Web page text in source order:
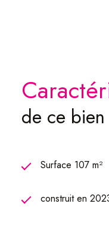
Chauffage au sol
Si votre souhait
de ce bien
Surface 107 m²
construit en